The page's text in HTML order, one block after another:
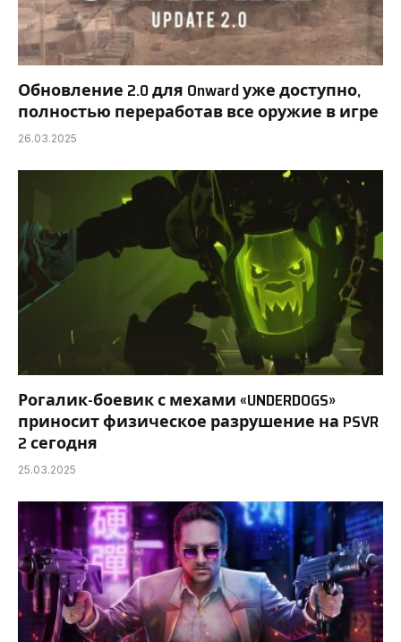
Обновление 2.0 для Onward уже доступно,
полностью переработав все оружие в игре
26.03.2025
Рогалик-боевик с мехами «UNDERDOGS»
приносит физическое разрушение на PSVR
2 сегодня
25.03.2025